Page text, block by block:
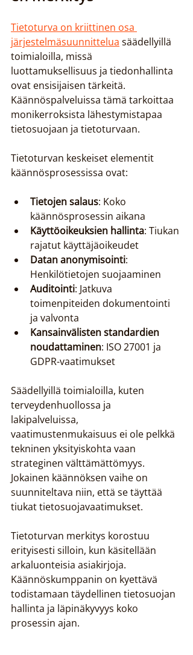
Tietoturva on kriittinen osa
järjestelmäsuunnittelua säädellyillä
toimialoilla, missä
luottamuksellisuus ja tiedonhallinta
ovat ensisijaisen tärkeitä.
Käännöspalveluissa tämä tarkoittaa
monikerroksista lähestymistapaa
tietosuojaan ja tietoturvaan.
Tietoturvan keskeiset elementit
käännösprosessissa ovat:
Tietojen salaus: Koko
käännösprosessin aikana
Käyttöoikeuksien hallinta: Tiukan
rajatut käyttäjäoikeudet
Datan anonymisointi:
Henkilötietojen suojaaminen
Auditointi: Jatkuva
toimenpiteiden dokumentointi
ja valvonta
Kansainvälisten standardien
noudattaminen: ISO 27001 ja
GDPR-vaatimukset
Säädellyillä toimialoilla, kuten
terveydenhuollossa ja
lakipalveluissa,
vaatimustenmukaisuus ei ole pelkkä
tekninen yksityiskohta vaan
strateginen välttämättömyys.
Jokainen käännöksen vaihe on
suunniteltava niin, että se täyttää
tiukat tietosuojavaatimukset.
Tietoturvan merkitys korostuu
erityisesti silloin, kun käsitellään
arkaluonteisia asiakirjoja.
Käännöskumppanin on kyettävä
todistamaan täydellinen tietosuojan
hallinta ja läpinäkyvyys koko
prosessin ajan.